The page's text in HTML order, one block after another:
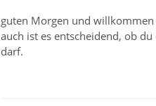
guten Morgen und
auch ist es entscheidend, ob
darf.